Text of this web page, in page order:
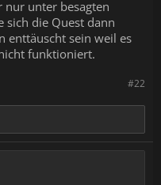
unter besagten
sich die Quest dann
enttäuscht sein weil es
funktioniert.
#22